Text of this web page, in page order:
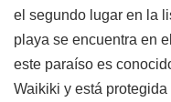
el segundo lugar en la
playa se encuentra en
este paraíso es
Waikiki y está